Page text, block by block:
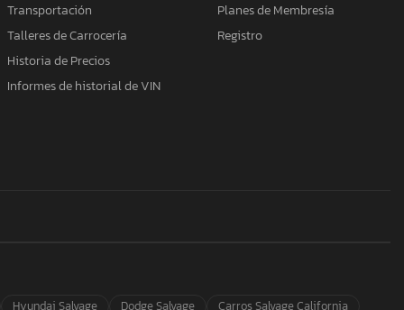
Transportación
Talleres de Carrocería
Historia de Precios
Informes de historial de VIN
Planes de Membresía
Registro
Hyundai Salvage Dodge Salvage Carros Salvage California